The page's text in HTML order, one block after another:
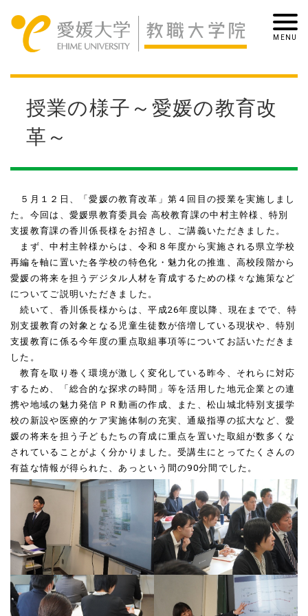
授業の様子～愛媛の教育改
革～
５月１２日、「愛媛の教育改革」第４回目の授業を実施しまし
た。今回は、愛媛県教育委員会 高校教育課の中村主幹様、特別
支援教育課の香川係長様をお招きし、ご講義いただきました。
まず、中村主幹様からは、令和８年度から実施される県立学校
再編を軸に置いた各学校の特色化・魅力化の推進、高校段階から
愛媛の将来を担うデジタル人材を育成するための様々な施策など
についてご説明いただきました。
続いて、香川係長様からは、平成26年度以降、現在までで、特
別支援教育の対象となる児童生徒数が倍増している現状や、特別
支援教育に係る今年度の重点取組事項等についてお話いただきま
した。
教育を取り巻く環境が激しく変化している昨今、それらに対応
するため、「総合的な探求の時間」等を活用した地元企業との連
携や地域の魅力発信ＰＲ動画の作成、また、松山城北特別支援学
校の新設や医療的ケア実施体制の充実、通級指導の拡大など、愛
媛の将来を担う子どもたちの育成に重点を置いた取組が数多くな
されていることがよく分かりました。受講生にとってたくさんの
有益な情報が得られた、あっという間の90分間でした。